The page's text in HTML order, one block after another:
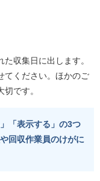
収集日に出します。
てください。ほかのご
です。
「表示する」の3つ
回収作業員のけがに